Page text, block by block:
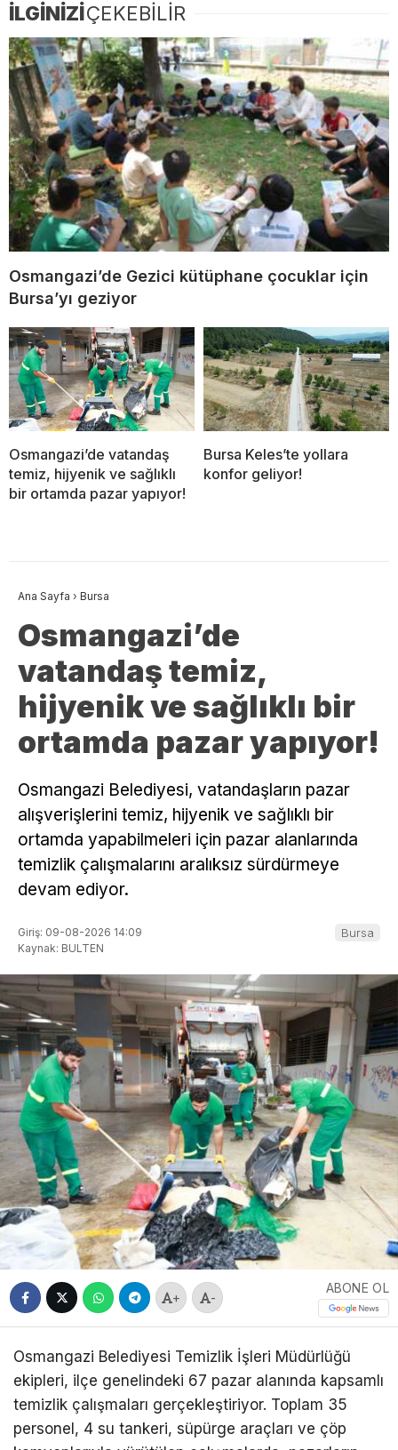
İLGİNİZİÇEKEBİLİR
Osmangazi’de Gezici kütüphane çocuklar için
Bursa’yı geziyor
Osmangazi’de vatandaş
temiz, hijyenik ve sağlıklı
bir ortamda pazar yapıyor!
Bursa Keles’te yollara
konfor geliyor!
Ana Sayfa › Bursa
Osmangazi’de
vatandaş temiz,
hijyenik ve sağlıklı bir
ortamda pazar yapıyor!
Osmangazi Belediyesi, vatandaşların pazar
alışverişlerini temiz, hijyenik ve sağlıklı bir
ortamda yapabilmeleri için pazar alanlarında
temizlik çalışmalarını aralıksız sürdürmeye
devam ediyor.
Giriş: 09-08-2026 14:09
Kaynak: BULTEN
Bursa
+ -
ABONE OL
Osmangazi Belediyesi Temizlik İşleri Müdürlüğü
ekipleri, ilçe genelindeki 67 pazar alanında kapsamlı
temizlik çalışmaları gerçekleştiriyor. Toplam 35
personel, 4 su tankeri, süpürge araçları ve çöp